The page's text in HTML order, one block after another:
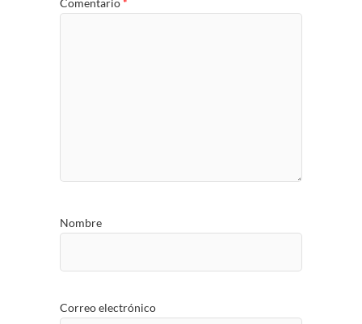
Comentario *
Nombre
Correo electrónico